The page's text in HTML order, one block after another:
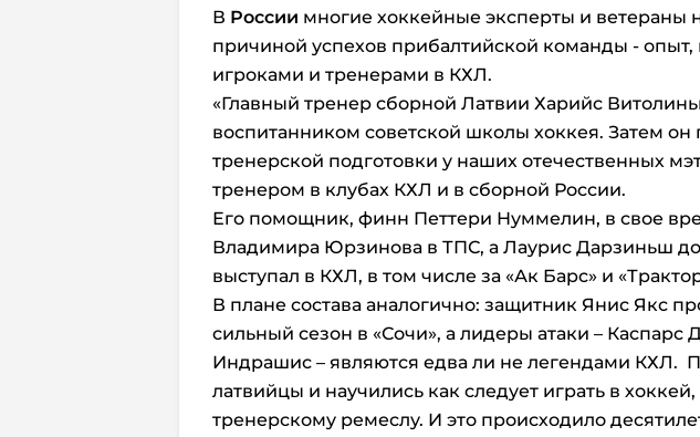
В России многие хоккейные эксперты и ветераны
причиной успехов прибалтийской команды -
игроками и тренерами в КХЛ.
«Главный тренер сборной Латвии Харийс
воспитанником советской школы хоккея. Затем он
тренерской подготовки у наших отечественных
тренером в клубах КХЛ и в сборной России.
Его помощник, финн Петтери Нуммелин, в свое
Владимира Юрзинова в ТПС, а Лаурис Дарзиньш
выступал в КХЛ, в том числе за «Ак Барс» и
В плане состава аналогично: защитник Янис Якс
сильный сезон в «Сочи», а лидеры атаки – Каспарс
Индрашис – являются едва ли не легендами КХЛ.
латвийцы и научились как следует играть в хоккей,
тренерскому ремеслу. И это происходило